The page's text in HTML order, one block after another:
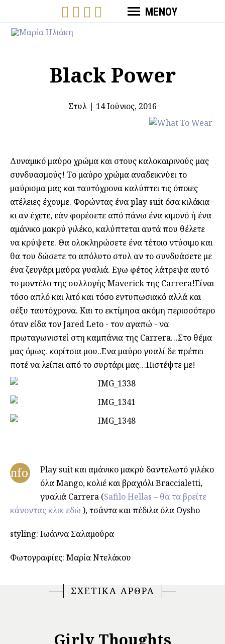
ΜΕΝΟΥ
Black Power
Στυλ| 14 Ιούνιος, 2016
Δυναμικό μαύρο χρώμα και στους καλοκαιρινούς μας
συνδυασμούς! Το μαύρο χρώμα αναδεικνύει το
μαύρισμα μας και ταυτόχρονα καλύπτει τις όποιες
ατέλειες έχουμε. Φορώντας ένα play suit όσα κιλάκια
κι αν έχετε, εάν φορέσετε από πάνω ένα κιμονό ή ένα
αμάνικο μακρύ γιλέκο, καλύπτεται αυτά που θέλετε
να κρύψετε. Θα ολοκληρώσετε ένα τέτοιο ντύσιμο και
θα του δώσετε το απόλυτο στυλ αν το συνδυάσετε με
ένα ζευγάρι μαύρα γυαλιά. Εγω φέτος λάτρεψα αυτό
το μοντέλο της συλλογής Maverick της Carrera!Είναι
τόσο απλό και λιτό και τόσο εντυπωσιακό αλλά και
σέξυ ταυτόχρονα. Kαι το εκτίμησα ακόμη περισσότερο
όταν είδα τον Jared Leto - τον αγαπώ - να
πρωταγωνιστεί στη καμπάνια της Carrera…Στο θέμα
μας όμως. κορίτσια μου..Ενα μαύρο γυαλί δε πρέπει
ποτέ να λείπει από το συρτάρι μας…Πιστέψτε με!
info
Play suit και αμάνικο μακρύ δαντελωτό γιλέκο
όλα Mango, κολιέ και βραχιόλι Braccialetti,
γυαλιά Carrera (Safilo Hellas – θα τα βρείτε
κάνοντας κλικ εδώ ), τσάντα και πέδιλα όλα Oysho
styling: Ιωάννα Σαλαμούρα
Φωτογραφίες: Μαρία Ντελάκου
ΣΧΕΤΙΚΑ ΑΡΘΡΑ
Girly Thoughts